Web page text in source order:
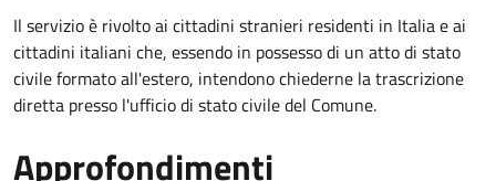
Il servizio è rivolto ai cittadini stranieri residenti in Italia e ai
cittadini italiani che, essendo in possesso di un atto di stato
civile formato all'estero, intendono chiederne la trascrizione
diretta presso l'ufficio di stato civile del Comune.
Approfondimenti